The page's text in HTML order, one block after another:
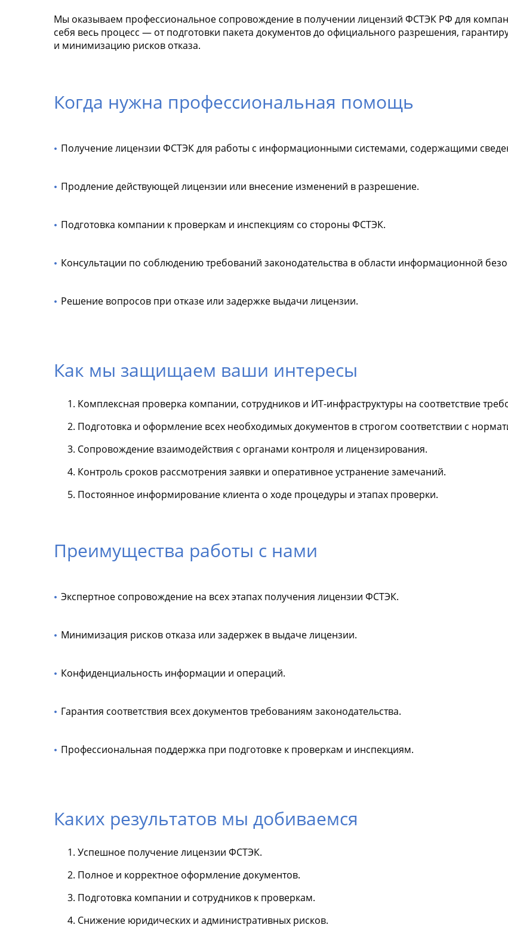
Мы оказываем профессиональное сопровождение в получении лицензий ФСТЭК РФ для
себя весь процесс — от подготовки пакета документов до официального разрешения,
и минимизацию рисков отказа.
Когда нужна профессиональная помощь
Получение лицензии ФСТЭК для работы с информационными системами, содержащими
Продление действующей лицензии или внесение изменений в разрешение.
Подготовка компании к проверкам и инспекциям со стороны ФСТЭК.
Консультации по соблюдению требований законодательства в области информационной
Решение вопросов при отказе или задержке выдачи лицензии.
Как мы защищаем ваши интересы
Комплексная проверка компании, сотрудников и ИТ-инфраструктуры на соответствие
Подготовка и оформление всех необходимых документов в строгом соответствии с
Сопровождение взаимодействия с органами контроля и лицензирования.
Контроль сроков рассмотрения заявки и оперативное устранение замечаний.
Постоянное информирование клиента о ходе процедуры и этапах проверки.
Преимущества работы с нами
Экспертное сопровождение на всех этапах получения лицензии ФСТЭК.
Минимизация рисков отказа или задержек в выдаче лицензии.
Конфиденциальность информации и операций.
Гарантия соответствия всех документов требованиям законодательства.
Профессиональная поддержка при подготовке к проверкам и инспекциям.
Каких результатов мы добиваемся
Успешное получение лицензии ФСТЭК.
Полное и корректное оформление документов.
Подготовка компании и сотрудников к проверкам.
Снижение юридических и административных рисков.